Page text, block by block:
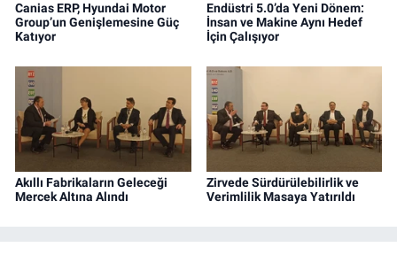
Canias ERP, Hyundai Motor
Group’un Genişlemesine Güç
Katıyor
Endüstri 5.0’da Yeni Dönem:
İnsan ve Makine Aynı Hedef
İçin Çalışıyor
Akıllı Fabrikaların Geleceği
Mercek Altına Alındı
Zirvede Sürdürülebilirlik ve
Verimlilik Masaya Yatırıldı